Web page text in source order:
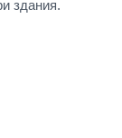
здания.